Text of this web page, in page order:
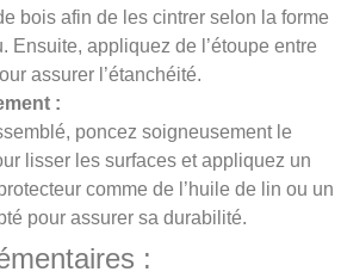
bois afin de les cintrer selon la forme
Ensuite, appliquez de l’étoupe entre
assurer l’étanchéité.
:
poncez soigneusement le
lisser les surfaces et appliquez un
comme de l’huile de lin ou un
pour assurer sa durabilité.
: